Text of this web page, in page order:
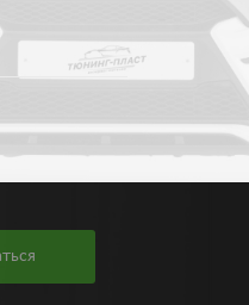
и передачи
водитель.
также
большое